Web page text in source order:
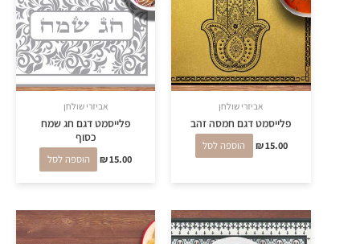
אביזרי שולחן
פלייסמט דגם חמסה זהב
₪15.00 הוספה לסל
אביזרי שולחן
פלייסמט דגם חג שמח
כסוף
₪15.00 הוספה לסל